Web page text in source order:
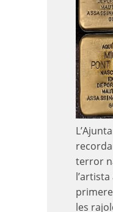
terror
les